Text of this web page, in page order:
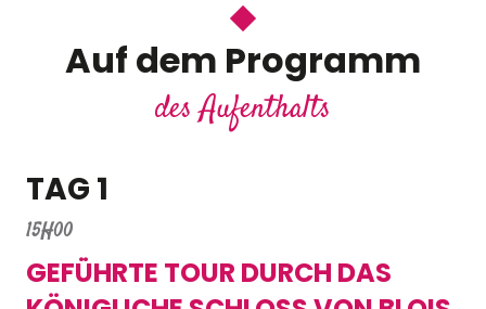
Auf dem Programm
des Aufenthalts
TAG 1
15H00
GEFÜHRTE TOUR DURCH DAS